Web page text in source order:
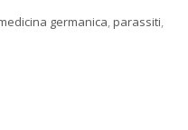
germanica,parassiti,